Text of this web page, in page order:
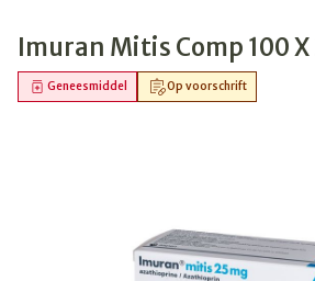
Imuran Mitis Comp 100
Op voorschrift
Geneesmiddel